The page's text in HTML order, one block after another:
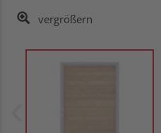
vergrößern